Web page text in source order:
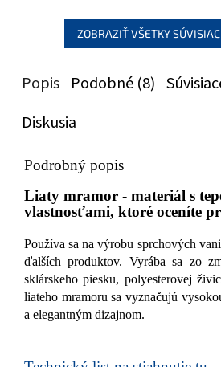
ZOBRAZIŤ VŠETKY
Popis Podobné (8)
Diskusia
Podrobný popis
Liaty mramor - materiál s
vlastnosťami, ktoré oceníte
Používa sa na výrobu sprchových
ďalších produktov. Vyrába sa zo
sklárskeho piesku, polyesterovej
liateho mramoru sa vyznačujú
a elegantným dizajnom.